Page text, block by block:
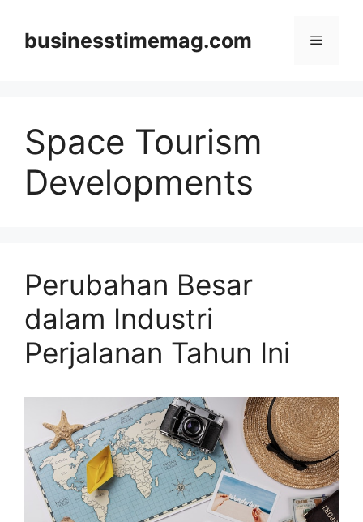
contentbusinesstimemag.com Menu
Space Tourism
Developments
Perubahan Besar
dalam Industri
Perjalanan Tahun Ini